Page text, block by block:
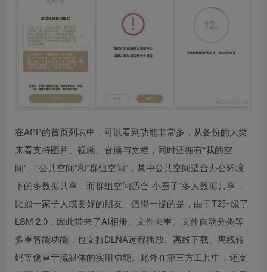
在APP的首页列表中，可以看到功能非常多，从备份的大类
来看支持图片、视频、音频与文档，同时还拥有“我的空
间”、“公共空间”和“群组空间”，其中公共空间适合办公环境
下的多数据共享，而群组空间适合“小圈子”多人数据共享，
比如一家子人或要好的朋友。值得一提的是，由于T2升级了
LSM 2.0，因此带来了AI相册、文件去重、文件自动分类等
多重智能功能，也支持DLNA远程播放、离线下载、离线转
码等侧重于流媒体的实用功能。此外在第三方工具中，还支